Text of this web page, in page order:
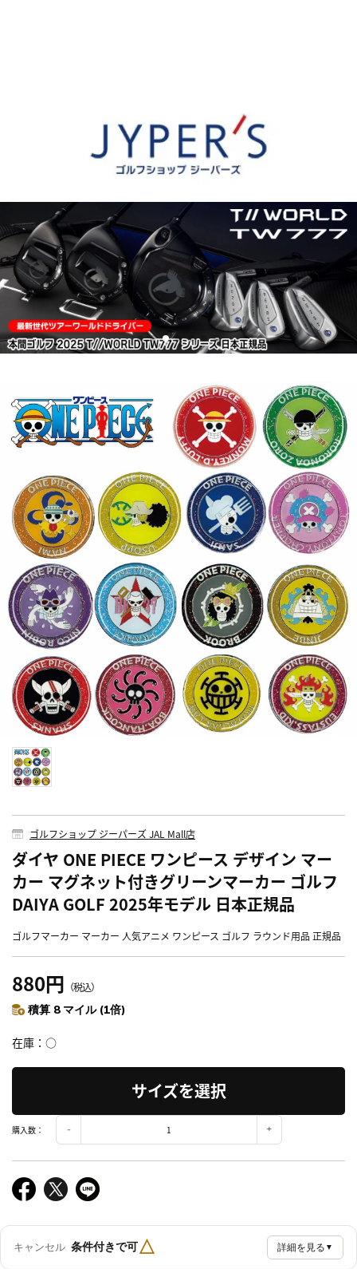
ゴルフショップ ジーパーズ JAL Mall店
ダイヤ ONE PIECE ワンピース デザイン マー
カー マグネット付きグリーンマーカー ゴルフ
DAIYA GOLF 2025年モデル 日本正規品
ゴルフマーカー マーカー 人気アニメ ワンピース ゴルフ ラウンド用品 正規品
880円 （税込）
積算 8 マイル (1倍)
在庫 ○
サイズを選択
購入数：
キャンセル 条件付きで可△ 詳細を見る ▼